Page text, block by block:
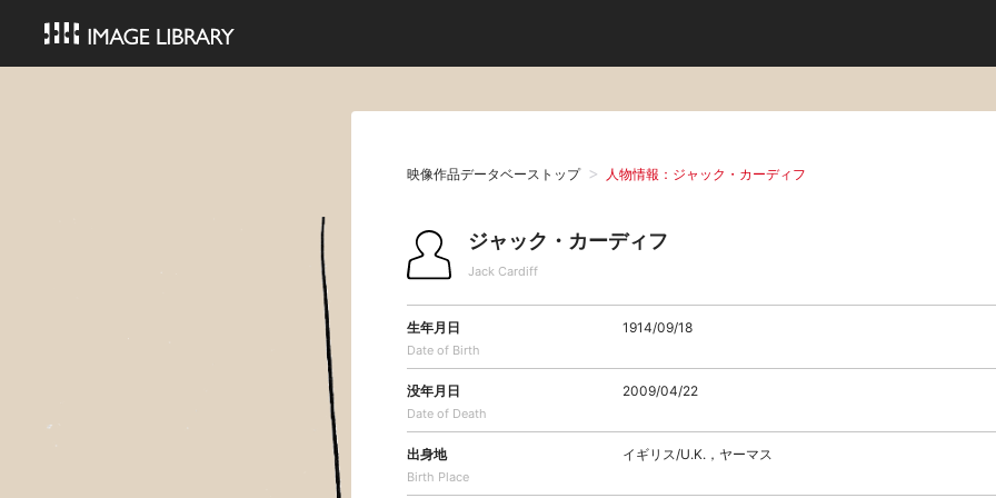
映像作品データベーストップ 人物情報：ジャック・カーディフ
ジャック・カーディフ
Jack Cardiff
生年月日
Date of Birth
1914/09/18
没年月日
Date of Death
2009/04/22
出身地
Birth Place
イギリス/U.K.，ヤーマス